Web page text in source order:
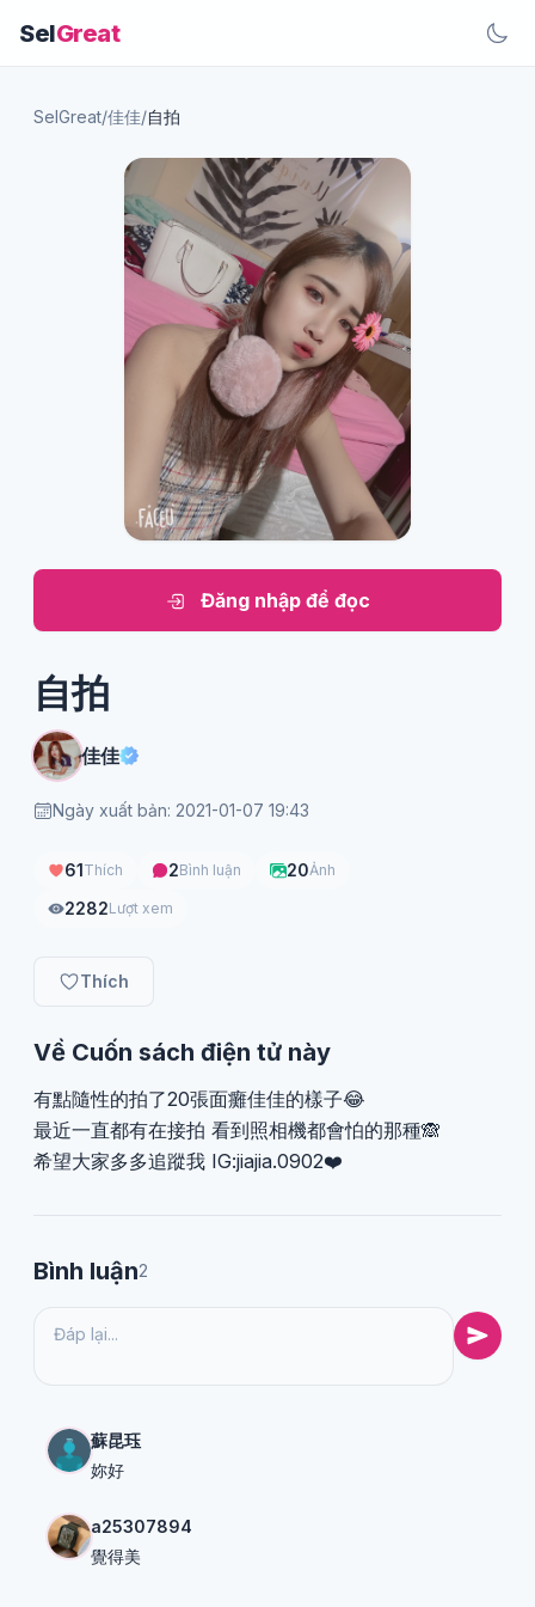
SelGreat
SelGreat/佳佳/自拍
Đăng nhập để đọc
自拍
佳佳
Ngày xuất bản: 2021-01-07 19:43
61Thích 2Bình luận 20Ảnh
2282Lượt xem
Thích
Về Cuốn sách điện tử này
有點隨性的拍了20張面癱佳佳的樣子😂
最近一直都有在接拍 看到照相機都會怕的那種🙈
希望大家多多追蹤我 IG:jiajia.0902❤️
Bình luận2
蘇昆珏
妳好
a25307894
覺得美